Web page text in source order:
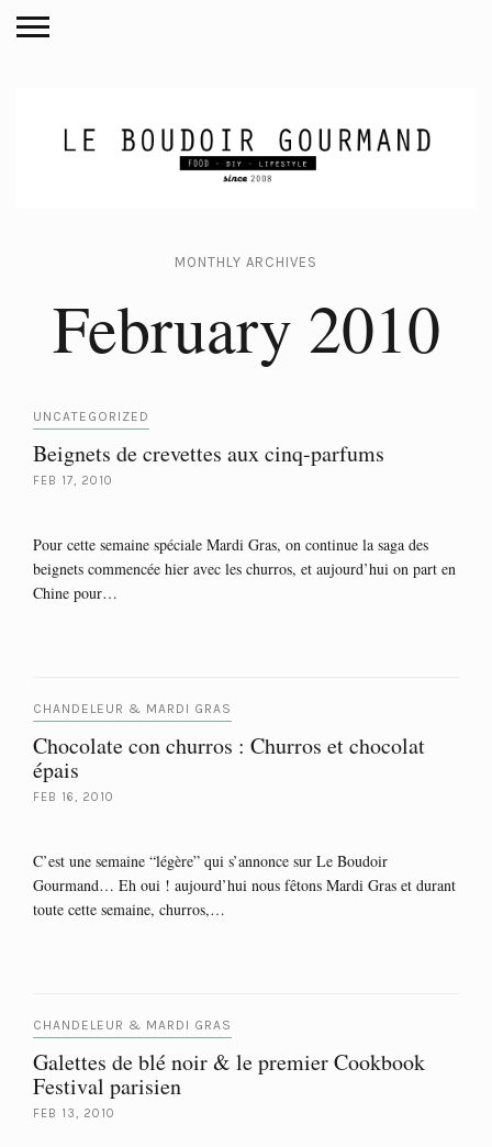
MONTHLY ARCHIVES
February 2010
UNCATEGORIZED
Beignets de crevettes aux cinq-parfums
FEB 17, 2010
Pour cette semaine spéciale Mardi Gras, on continue la saga des
beignets commencée hier avec les churros, et aujourd’hui on part en
Chine pour…
CHANDELEUR & MARDI GRAS
Chocolate con churros : Churros et chocolat
épais
FEB 16, 2010
C’est une semaine “légère” qui s’annonce sur Le Boudoir
Gourmand… Eh oui ! aujourd’hui nous fêtons Mardi Gras et durant
toute cette semaine, churros,…
CHANDELEUR & MARDI GRAS
Galettes de blé noir & le premier Cookbook
Festival parisien
FEB 13, 2010